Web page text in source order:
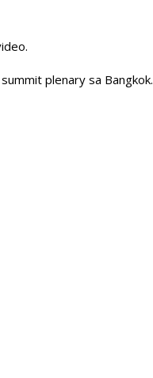
plenary sa Bangkok.